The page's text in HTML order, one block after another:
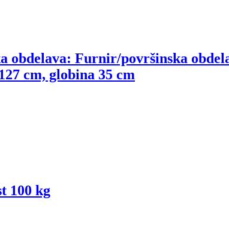
obdelava: Furnir/površinska
cm, globina 35 cm
100 kg